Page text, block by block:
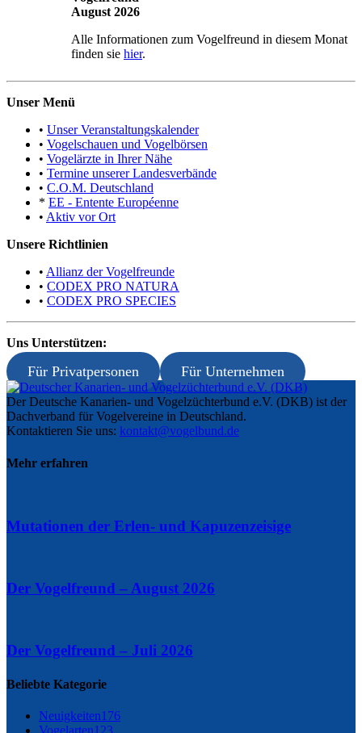
August 2026
Alle Informationen zum Vogelfreund in diesem Monat
finden sie hier.
Unser Menü
• Unser Veranstaltungskalender
• Vogelschauen und Vogelbörsen
• Vogelärzte in Ihrer Nähe
• Termine unserer Landesverbände
• C.O.M. Deutschland
* EE - Entente Européenne
• Aktiv vor Ort
Unsere Richtlinien
• Allianz der Vogelfreunde
• CODEX PRO NATURA
• CODEX PRO SPECIES
Uns Unterstützen:
Für Privatpersonen Für Unternehmen
Der Deutsche Kanarien- und Vogelzüchterbund e.V. (DKB) ist der
Dachverband für Vogelvereine in Deutschland.
Kontaktieren Sie uns: kontakt@vogelbund.de
Mehr erfahren
Mutationen der Erlen- und Kapuzenzeisige
Der Vogelfreund – August 2026
Der Vogelfreund – Juli 2026
Beliebte Kategorie
Neuigkeiten176
Vogelarten123